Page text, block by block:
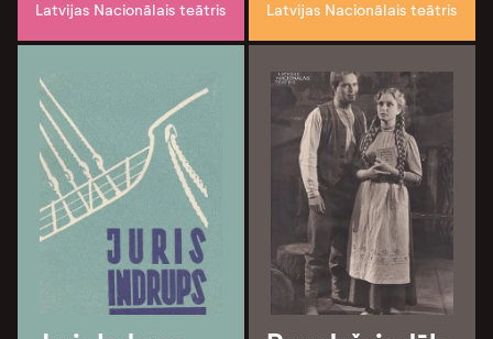
Latvijas Nacionālais teātris Latvijas Nacionālais teātris